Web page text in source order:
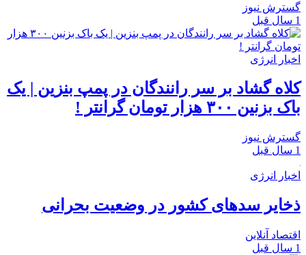
گسترش نیوز
1 سال قبل
اخبار انرژی
کلاه گشاد بر سر رانندگان در پمپ بنزین | یک
باک بزنین ۳۰۰ هزار تومان گرانتر !
گسترش نیوز
1 سال قبل
اخبار انرژی
ذخایر سدهای کشور در وضعیت بحرانی
اقتصاد آنلاین
1 سال قبل